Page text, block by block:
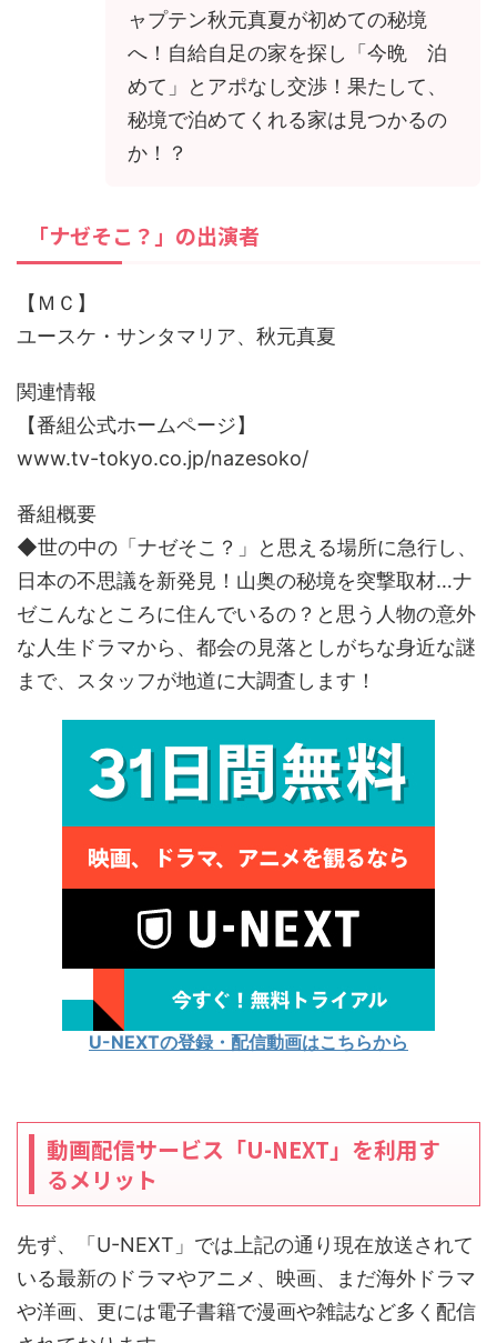
ャプテン秋元真夏が初めての秘境
へ！自給自足の家を探し「今晩 泊
めて」とアポなし交渉！果たして、
秘境で泊めてくれる家は見つかるの
か！？
「ナゼそこ？」の出演者
【ＭＣ】
ユースケ・サンタマリア、秋元真夏
関連情報
【番組公式ホームページ】
www.tv-tokyo.co.jp/nazesoko/
番組概要
◆世の中の「ナゼそこ？」と思える場所に急行し、
日本の不思議を新発見！山奥の秘境を突撃取材…ナ
ゼこんなところに住んでいるの？と思う人物の意外
な人生ドラマから、都会の見落としがちな身近な謎
まで、スタッフが地道に大調査します！
U-NEXTの登録・配信動画はこちらから
動画配信サービス「U-NEXT」を利用す
るメリット
先ず、「U-NEXT」では上記の通り現在放送されて
いる最新のドラマやアニメ、映画、まだ海外ドラマ
や洋画、更には電子書籍で漫画や雑誌など多く配信